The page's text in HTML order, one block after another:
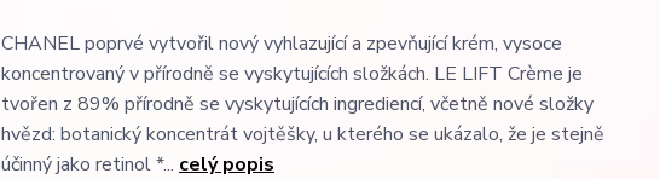
CHANEL poprvé vytvořil nový vyhlazující a zpevňující krém, vysoce
koncentrovaný v přírodně se vyskytujících složkách. LE LIFT Crème je
tvořen z 89% přírodně se vyskytujících ingrediencí, včetně nové složky
hvězd: botanický koncentrát vojtěšky, u kterého se ukázalo, že je stejně
účinný jako retinol *... celý popis